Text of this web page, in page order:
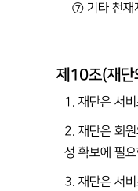
⑦ 기타 천재
제10조(재단
1. 재단은 서
2. 재단은 회
성 확보에 필
3. 재단은 서